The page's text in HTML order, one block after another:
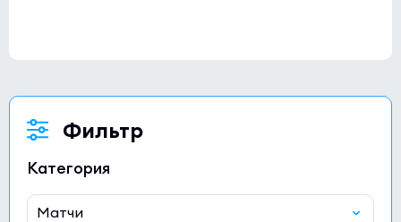
Фильтр
Категория